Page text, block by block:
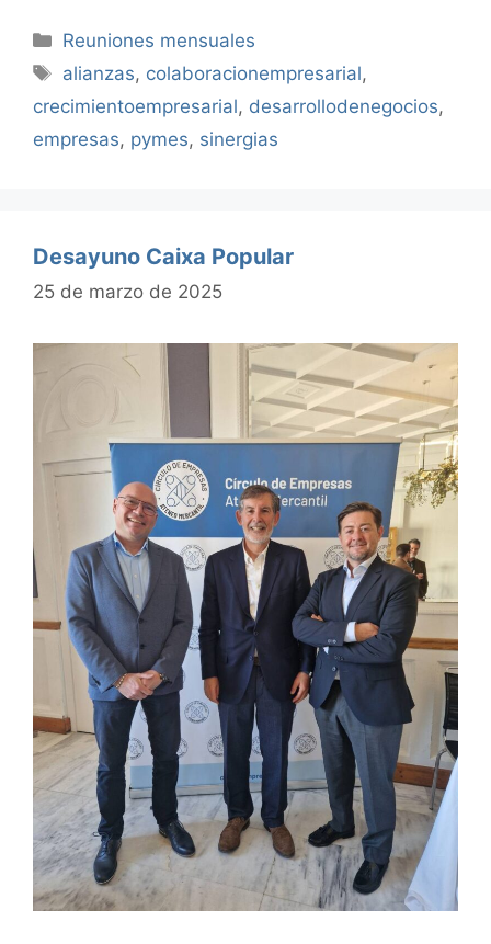
Categorías
Reuniones mensuales
Etiquetas
alianzas, colaboracionempresarial,
crecimientoempresarial, desarrollodenegocios,
empresas, pymes, sinergias
Desayuno Caixa Popular
25 de marzo de 2025